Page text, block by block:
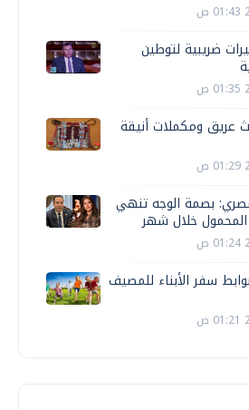
ضريبية لتوطين
عريق ومكملات أنيقة
بصمة الوجه تنهي
خلال شهر
سفر الأبناء للمصيف